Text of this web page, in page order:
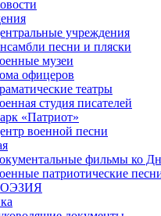
учреждения
песни и пляски
музеи
офицеров
театры
студия писателей
«Патриот»
военной песни
фильмы ко
патриотические